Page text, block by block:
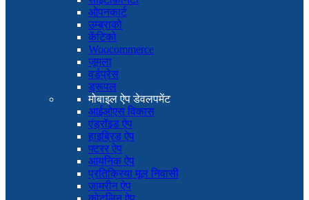
ओपनकार्ट
उम्ब्राको
केंटिको
Woocommerce
जूमला
वर्डप्रेस
ड्रूपल
मोबाइल ऐप डेवलपमेंट
आईओएस विकास
एंड्रॉइड ऐप
हाइब्रिड ऐप
फ्टरर ऐप
आयनिक ऐप
प्रतिक्रिया मूल निवासी
ज़ामरीन ऐप